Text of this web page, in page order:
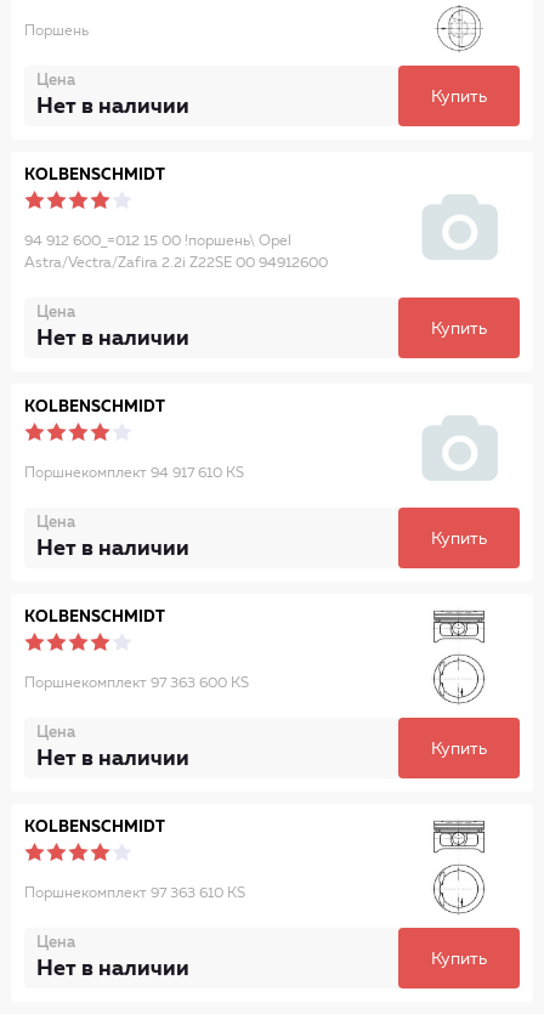
Поршень
Цена
Нет в наличии Купить
KOLBENSCHMIDT
94 912 600_=012 15 00 !поршень\ Opel
Astra/Vectra/Zafira 2.2i Z22SE 00 94912600
Цена
Нет в наличии Купить
KOLBENSCHMIDT
Поршнекомплект 94 917 610 KS
Цена
Нет в наличии Купить
KOLBENSCHMIDT
Поршнекомплект 97 363 600 KS
Цена
Нет в наличии Купить
KOLBENSCHMIDT
Поршнекомплект 97 363 610 KS
Цена
Нет в наличии Купить